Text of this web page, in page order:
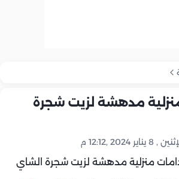
منزلية مدهشة لزيت شجرة
, 8 يناير 2024 ,12:12 م